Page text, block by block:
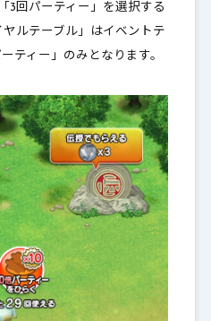
3回パーティー」を選択する
ルテーブル」はイベントテ
ティー」のみとなります。